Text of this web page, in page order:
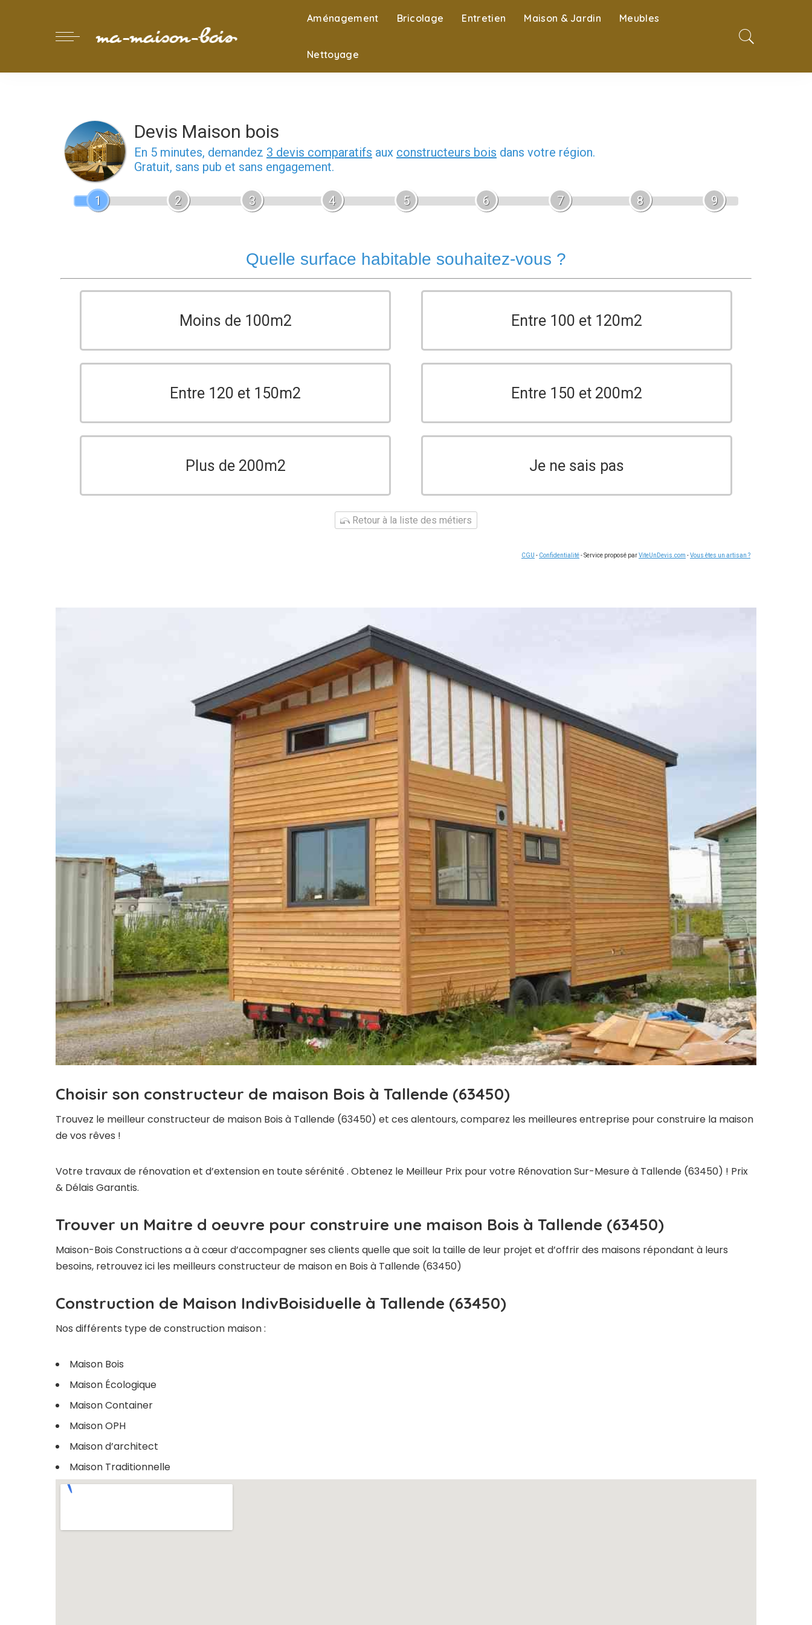
Aménagement Bricolage Entretien Maison & Jardin Meubles
Nettoyage
Devis Maison bois
En 5 minutes, demandez 3 devis comparatifs aux constructeurs bois dans votre région.
Gratuit, sans pub et sans engagement.
1 2 3 4 5 6 7 8 9
Quelle surface habitable souhaitez-vous ?
Moins de 100m2 Entre 100 et 120m2
Entre 120 et 150m2 Entre 150 et 200m2
Plus de 200m2 Je ne sais pas
Retour à la liste des métiers
CGU - Confidentialité- Service proposé parViteUnDevis.com -Vous êtes un artisan ?
Choisir son constructeur de maison Bois à Tallende (63450)
Trouvez le meilleur constructeur de maison Bois à Tallende (63450) et ces alentours, comparez les meilleures entreprise pour construire la maison
de vos rêves !
Votre travaux de rénovation et d’extension en toute sérénité . Obtenez le Meilleur Prix pour votre Rénovation Sur-Mesure à Tallende (63450) ! Prix
& Délais Garantis.
Trouver un Maitre d oeuvre pour construire une maison Bois à Tallende (63450)
Maison-Bois Constructions a à cœur d’accompagner ses clients quelle que soit la taille de leur projet et d’offrir des maisons répondant à leurs
besoins, retrouvez ici les meilleurs constructeur de maison en Bois à Tallende (63450)
Construction de Maison IndivBoisiduelle à Tallende (63450)
Nos différents type de construction maison :
Maison Bois
Maison Écologique
Maison Container
Maison OPH
Maison d’architect
Maison Traditionnelle